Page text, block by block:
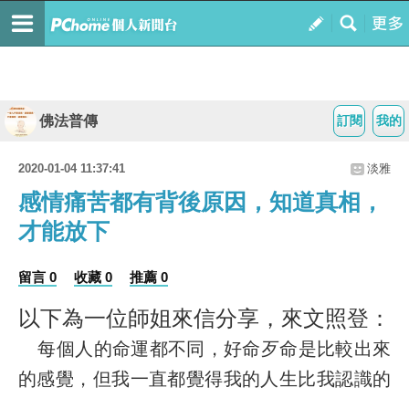
我的
訂閱
佛法普傳
2020-01-04 11:37:41 淡雅
​感情痛苦都有背後原因，知道真相，
才能放下
留言 0 收藏 0 推薦 0
以下為一位師姐來信分享，來文照登：
每個人的命運都不同，好命歹命是比較出來
的感覺，但我一直都覺得我的人生比我認識的